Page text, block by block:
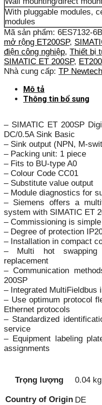
With pluggable modules,
modules
Mã sản phẩm: 6ES7132-
mở rộng ET200SP,
điện công nghiệp, Thiết bị
SIMATIC ET 200SP,
Nhà cung cấp: TP Newtech
Mô tả
Thông tin bổ sung
– SIMATIC ET 200SP
DC/0.5A Sink Basic
– Sink output (NPN, M-
– Packing unit: 1 piece
– Fits to BU-type A0
– Colour Code CC01
– Substitute value output
– Module diagnostics for
– Siemens offers a
system with SIMATIC ET
– Commissioning is
– Degree of protection
– Installation in compact
– Multi hot
replacement
– Communication
200SP
– Integrated MultiFieldbus
– Use optimum protocol
Ethernet protocols
– Standardized
service
– Equipment labeling
assignments
Trọng lượng 0.04 kg
Country of Origin DE